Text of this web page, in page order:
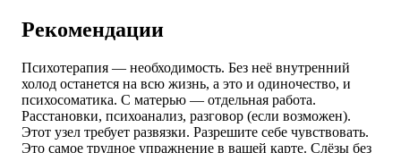
Рекомендации
Психотерапия — необходимость. Без неё внутренний
холод останется на всю жизнь, а это и одиночество, и
психосоматика. С матерью — отдельная работа.
Расстановки, психоанализ, разговор (если возможен).
Этот узел требует развязки. Разрешите себе чувствовать.
Это самое трудное упражнение в вашей карте. Слёзы без